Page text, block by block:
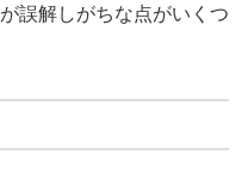
誤解しがちな点がいくつ